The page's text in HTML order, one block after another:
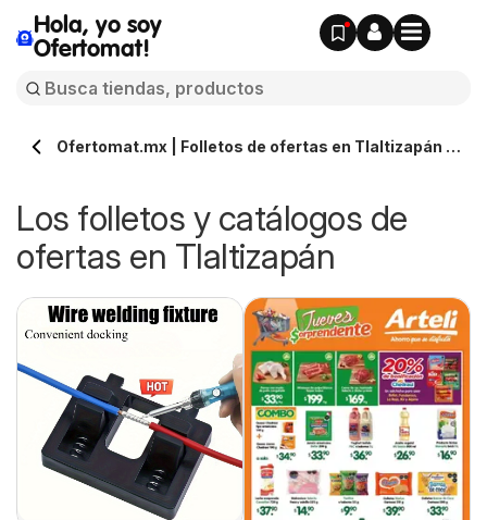
Hola, yo soy
Ofertomat!
Ofertomat.mx | Folletos de ofertas en Tlaltizapán »
Los folletos y catálogos de
ofertas en Tlaltizapán